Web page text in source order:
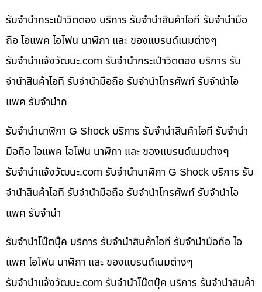
รับจำนำกระเป๋าวิตตอง บริการ รับจำนำสินค้าไอที รับจำนำมือ
ถือ ไอแพค ไอโฟน นาฬิกา และ ของแบรนด์เนมต่างๆ
รับจํานําแจ้งวัฒนะ.com รับจำนำกระเป๋าวิตตอง บริการ รับ
จำนำสินค้าไอที รับจำนำมือถือ รับจำนำโทรศัพท์ รับจำนำไอ
แพค รับจำนำก
รับจำนำนาฬิกา G Shock บริการ รับจำนำสินค้าไอที รับจำนำ
มือถือ ไอแพค ไอโฟน นาฬิกา และ ของแบรนด์เนมต่างๆ
รับจํานําแจ้งวัฒนะ.com รับจำนำนาฬิกา G Shock บริการ รับ
จำนำสินค้าไอที รับจำนำมือถือ รับจำนำโทรศัพท์ รับจำนำไอ
แพค รับจำนำ
รับจำนำโน๊ตบุ๊ค บริการ รับจำนำสินค้าไอที รับจำนำมือถือ ไอ
แพค ไอโฟน นาฬิกา และ ของแบรนด์เนมต่างๆ
รับจํานําแจ้งวัฒนะ.com รับจำนำโน๊ตบุ๊ค บริการ รับจำนำสินค้า